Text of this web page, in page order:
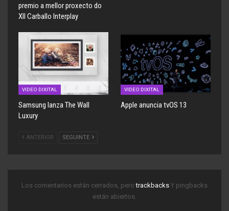
premio a mellor proxecto do
XII Carballo Interplay
VIDEO DIXITAL
Samsung lanza The Wall
Luxury
VIDEO DIXITAL
Apple anuncia tvOS 13
ANTERIOR SEGUINTE
Los comentarios están cerrados, perotrackbacks Y pingbacks
están abiertos.